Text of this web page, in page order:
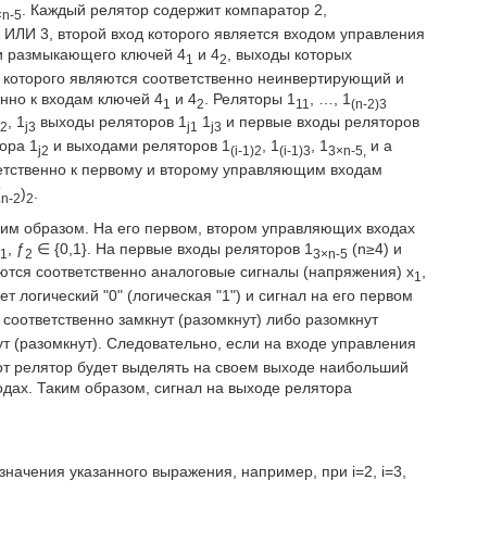
5
. Каждый релятор содержит компаратор 2,
3, второй вход которого является входом управления
размыкающего ключей 41 и 42
, выходы которых
являются соответственно неинвертирующий и
к входам ключей 41 и 42 . Реляторы 1 11 , …, 1 (n-2)3
, 1j3 выходы реляторов 1j1 1j3 и первые входы реляторов
1j2 и выходами реляторов 1 (i-1)2 , 1 (i-1)3 , 13×n-5,
и а
к первому и второму управляющим входам
n-2)2
образом. На его первом, втором управляющих входах
1 , ƒ2 ∈ {0,1}. На первые входы реляторов 13×n-5 (n≥4) и
соответственно аналоговые сигналы (напряжения) х1 ,
логический "0" (логическая "1") и сигнал на его первом
соответственно замкнут (разомкнут) либо разомкнут
(разомкнут). Следовательно, если на входе управления
релятор будет выделять на своем выходе наибольший
Таким образом, сигнал на выходе релятора
указанного выражения, например, при i=2, i=3,